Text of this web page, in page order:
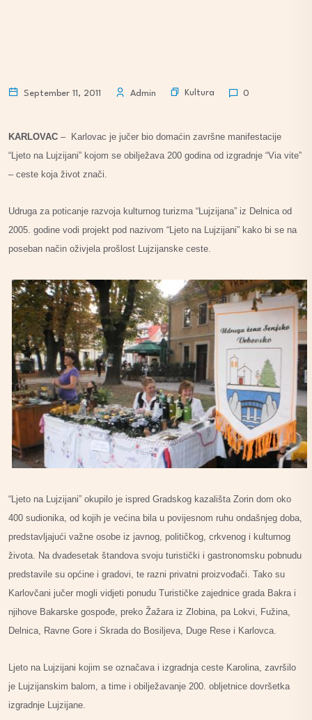
September 11, 2011 Admin Kultura 0
KARLOVAC – Karlovac je jučer bio domaćin završne manifestacije
“Ljeto na Lujzijani” kojom se obilježava 200 godina od izgradnje “Via vite”
– ceste koja život znači.
Udruga za poticanje razvoja kulturnog turizma “Lujzijana” iz Delnica od
2005. godine vodi projekt pod nazivom “Ljeto na Lujzijani” kako bi se na
poseban način oživjela prošlost Lujzijanske ceste.
“Ljeto na Lujzijani” okupilo je ispred Gradskog kazališta Zorin dom oko
400 sudionika, od kojih je većina bila u povijesnom ruhu ondašnjeg doba,
predstavljajući važne osobe iz javnog, političkog, crkvenog i kulturnog
života. Na dvadesetak štandova svoju turistički i gastronomsku pobnudu
predstavile su općine i gradovi, te razni privatni proizvođači. Tako su
Karlovčani jučer mogli vidjeti ponudu Turističke zajednice grada Bakra i
njihove Bakarske gospođe, preko Žažara iz Zlobina, pa Lokvi, Fužina,
Delnica, Ravne Gore i Skrada do Bosiljeva, Duge Rese i Karlovca.
Ljeto na Lujzijani kojim se označava i izgradnja ceste Karolina, završilo
je Lujzijanskim balom, a time i obilježavanje 200. obljetnice dovršetka
izgradnje Lujzijane.